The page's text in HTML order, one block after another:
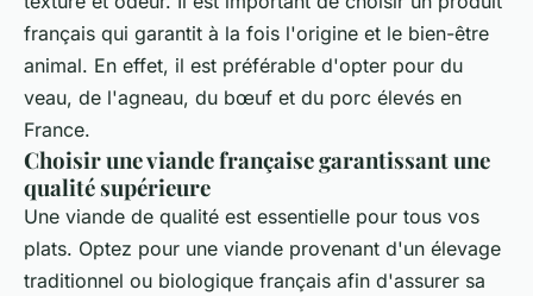
français qui garantit à la fois l'origine et le bien-être
animal. En effet, il est préférable d'opter pour du
veau, de l'agneau, du bœuf et du porc élevés en
France.
Choisir une viande française garantissant une
qualité supérieure
Une viande de qualité est essentielle pour tous vos
plats. Optez pour une viande provenant d'un élevage
traditionnel ou biologique français afin d'assurer sa